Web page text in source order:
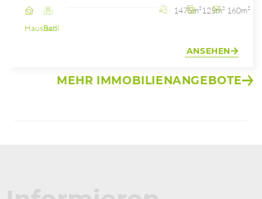
HausBad Ischl
1475m²125m² 160m²
ANSEHEN
MEHR IMMOBILIENANGEBOTE